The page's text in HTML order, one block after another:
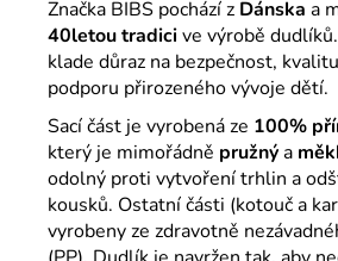
Značka BIBS pochází z Dánska a
40letou tradicive výrobě
klade důraz na bezpečnost,
podporu přirozeného vývoje dětí.
Sací část je vyrobená ze 100%
který je mimořádně pružnýa
odolný proti vytvoření trhlin a
kousků. Ostatní části (kotouč a
vyrobeny ze zdravotně